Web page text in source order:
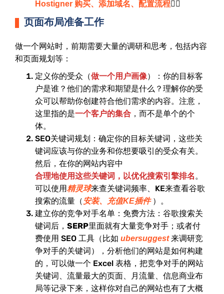
Hostigner 购买、添加域名、配置流程👉🏻
页面布局准备工作
做一个网站时，前期需要大量的调研和思考，包括内容
和页面规划等：
定义你的受众（做一个用户画像）：你的目标客
户是谁？他们的需求和期望是什么？理解你的受
众可以帮助你创建符合他们需求的内容。注意，
这里指的是一个客户的集合 ，而不是单个的个
体。
SEO关键词规划：确定你的目标关键词，这些关
键词应该与你的业务和你想要吸引的受众有关。
然后，在你的网站内容中
合理地使用这些关键词，以优化搜索引擎排名。
可以使用精灵球来查关键词频率、KE来查看谷歌
搜索的流量（ 安装、充值KE插件）。
建立你的竞争对手名单：免费方法：谷歌搜索关
键词后， SERP里面就有大量竞争对手；或者付
费使用 SEO 工具（比如 ubersuggest来调研竞
争对手的关键词），分析他们的网站是如何构建
的，可以做一个 Excel 表格，把竞争对手的网站
关键词、流量最大的页面、月流量、信息商业布
局等记录下来，这样你对自己的网站也有了大概